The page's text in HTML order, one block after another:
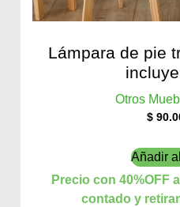
Lámpara de pie
Otros
$
Añadir
Precio con 40%OFF
contado y